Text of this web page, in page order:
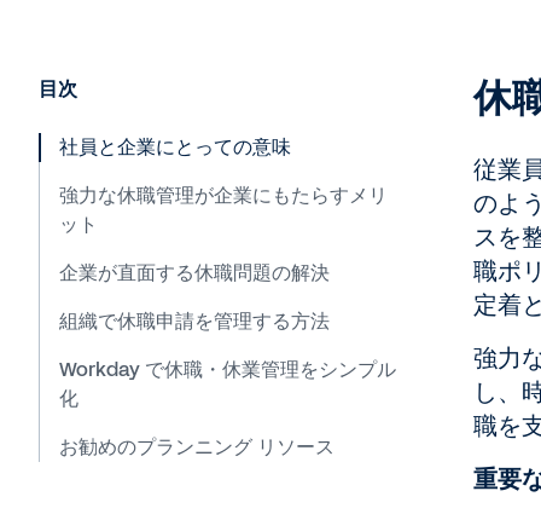
目次
社員と企業にとっての意味
強力な休職管理が企業にもたらすメリ
ット
企業が直面する休職問題の解決
組織で休職申請を管理する方法
Workday で休職・休業管理をシンプル
化
お勧めのプランニング リソース
休
従業
のよ
スを
職ポ
定着
強力
し、
職を
重要